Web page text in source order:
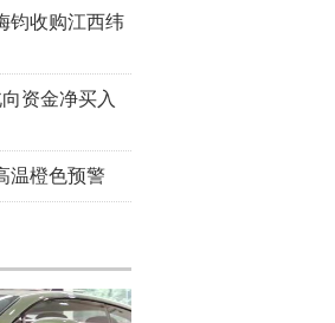
钧收购江西纬
资金净买入
温橙色预警